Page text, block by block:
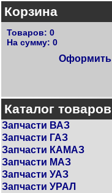
Корзина
Товаров: 0
На сумму: 0
Оформить
Каталог товаров
Запчасти ВАЗ
Запчасти ГАЗ
Запчасти КАМАЗ
Запчасти МАЗ
Запчасти УАЗ
Запчасти УРАЛ